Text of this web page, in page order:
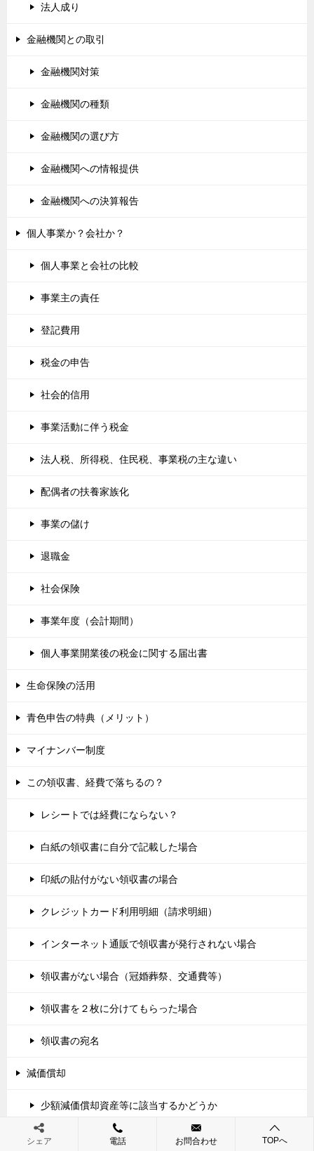
法人成り
金融機関との取引
金融機関対策
金融機関の種類
金融機関の選び方
金融機関への情報提供
金融機関への決算報告
個人事業か？会社か？
個人事業と会社の比較
事業主の責任
登記費用
税金の申告
社会的信用
事業活動に伴う税金
法人税、所得税、住民税、事業税の主な違い
配偶者の扶養家族化
事業の儲け
退職金
社会保険
事業年度（会計期間）
個人事業開業後の税金に関する届出書
生命保険の活用
青色申告の特典（メリット）
マイナンバー制度
この領収書、経費で落ちるの？
レシートでは経費にならない？
白紙の領収書に自分で記載した場合
印紙の貼付がない領収書の場合
クレジットカード利用明細（請求明細）
インターネット通販で領収書が発行されない場合
領収書がない場合（冠婚葬祭、交通費等）
領収書を２枚に分けてもらった場合
領収書の宛名
減価償却
少額減価償却資産等に該当するかどうか
事業計画書の作成サポート
シェア 電話 お問合わせ TOPへ